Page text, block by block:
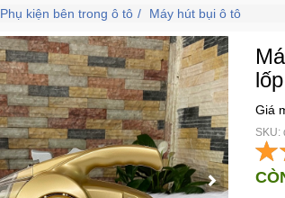
Phụ kiện bên trong ô tô Máy hút bụi ô tô
Giá
SKU: